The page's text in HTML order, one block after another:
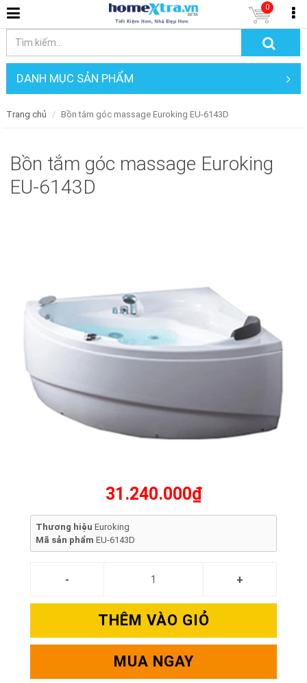
0
DANH MỤC SẢN PHẨM
Trang chủ Bồn tắm góc massage Euroking EU-6143D
Bồn tắm góc massage Euroking
EU-6143D
31.240.000₫
Thương hiệu Euroking
Mã sản phẩm EU-6143D
THÊM VÀO GIỎ
MUA NGAY